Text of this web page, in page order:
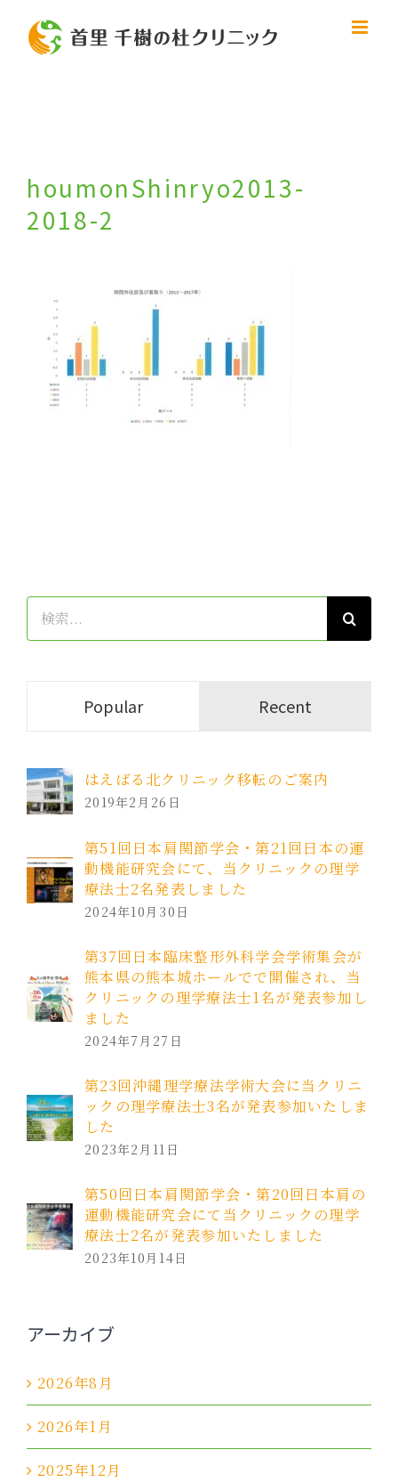
content
houmonShinryo2013-
2018-2
Popular Recent
はえばる北クリニック移転のご案内
2019年2月26日
第51回日本肩関節学会・第21回日本の運
動機能研究会にて、当クリニックの理学
療法士2名発表しました
2024年10月30日
第37回日本臨床整形外科学会学術集会が
熊本県の熊本城ホールでで開催され、当
クリニックの理学療法士1名が発表参加し
ました
2024年7月27日
第23回沖縄理学療法学術大会に当クリニ
ックの理学療法士3名が発表参加いたしま
した
2023年2月11日
第50回日本肩関節学会・第20回日本肩の
運動機能研究会にて当クリニックの理学
療法士2名が発表参加いたしました
2023年10月14日
アーカイブ
2026年8月
2026年1月
2025年12月